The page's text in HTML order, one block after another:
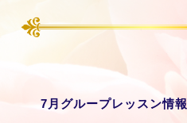
7月グループレッスン情報